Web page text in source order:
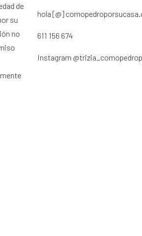
de
su
no
hola [@]
611 156 674
Instagram